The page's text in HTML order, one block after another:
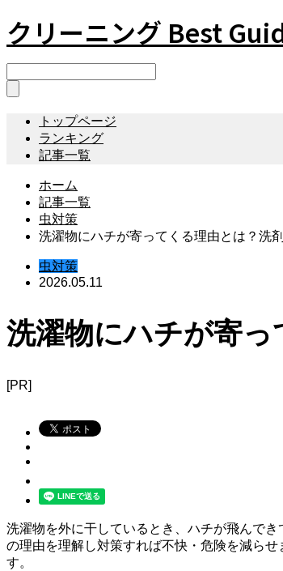
クリーニング Best
トップページ
ランキング
記事一覧
ホーム
記事一覧
虫対策
洗濯物にハチが寄ってくる理由とは？洗
虫対策
2026.05.11
洗濯物にハチが寄
[PR]
洗濯物を外に干しているとき、ハチが飛んで
の理由を理解し対策すれば不快・危険を減ら
す。